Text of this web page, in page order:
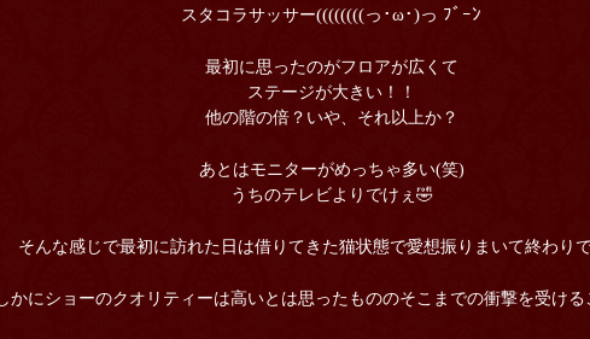
スタコラサッサー((((((((っ･ω･)っ ﾌﾞｰﾝ
最初に思ったのがフロアが広くて
ステージが大きい！！
他の階の倍？いや、それ以上か？
あとはモニターがめっちゃ多い(笑)
うちのテレビよりでけぇ🤣
そんな感じで最初に訪れた日は借りてきた猫状態で愛想振りまいて終わり
かにショーのクオリティーは高いとは思ったもののそこまでの衝撃を受ける